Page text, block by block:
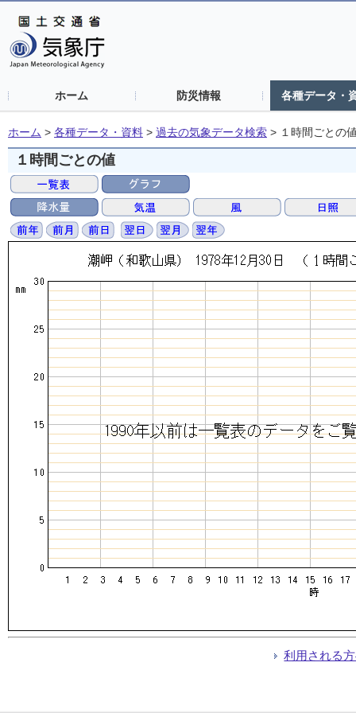
ホーム 防災情報 各種データ・
ホーム > 各種データ・資料 > 過去の気象データ検索 > １時間ごとの
１時間ごとの値
利用される